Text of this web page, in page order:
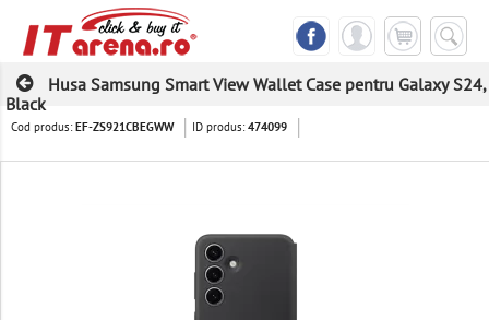
Husa Samsung Smart View Wallet Case pentru Galaxy S24,
Black
Cod produs: EF-ZS921CBEGWW ID produs:474099